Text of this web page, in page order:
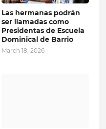
Las hermanas podrán
ser llamadas como
Presidentas de Escuela
Dominical de Barrio
March 18, 2026